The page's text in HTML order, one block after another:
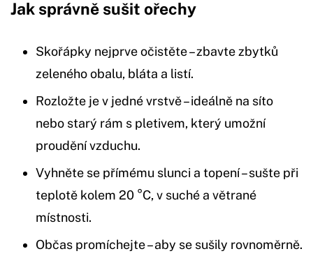
Jak správně sušit ořechy
Skořápky nejprve očistěte – zbavte zbytků
zeleného obalu, bláta a listí.
Rozložte je v jedné vrstvě – ideálně na síto
nebo starý rám s pletivem, který umožní
proudění vzduchu.
Vyhněte se přímému slunci a topení – sušte při
teplotě kolem 20 °C, v suché a větrané
místnosti.
Občas promíchejte – aby se sušily rovnoměrně.